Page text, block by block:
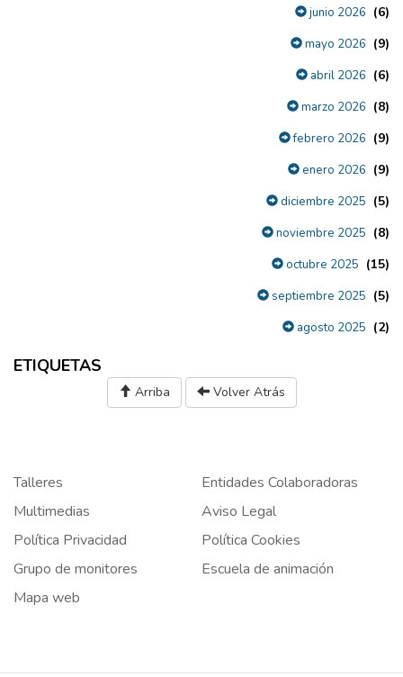
junio 2026 (6)
mayo 2026 (9)
abril 2026 (6)
marzo 2026 (8)
febrero 2026 (9)
enero 2026 (9)
diciembre 2025 (5)
noviembre 2025 (8)
octubre 2025 (15)
septiembre 2025 (5)
agosto 2025 (2)
ETIQUETAS
Arriba Volver Atrás
Talleres
Entidades Colaboradoras
Multimedias
Aviso Legal
Política Privacidad
Política Cookies
Grupo de monitores
Escuela de animación
Mapa web